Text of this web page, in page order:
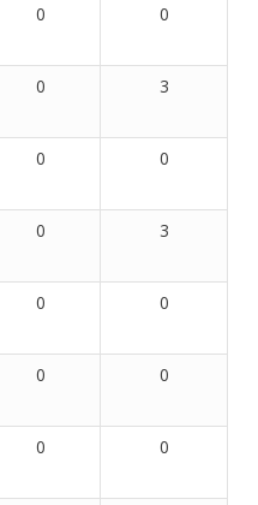
0 0
0 3
0 0
0 3
0 0
0 0
0 0